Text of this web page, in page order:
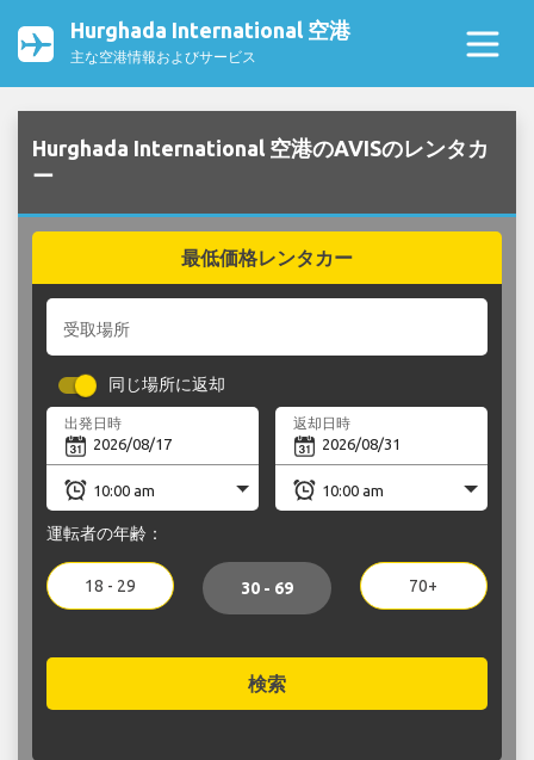
Hurghada International 空港
主な空港情報およびサービス
Hurghada International 空港のAVISのレンタカ
ー
最低価格レンタカー
受取場所
同じ場所に返却
出発日時 返却日時
運転者の年齢：
18 - 29 30 - 69 70+
検索